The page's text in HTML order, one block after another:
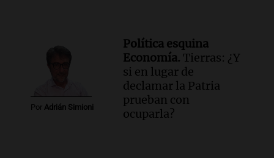
Por Adrián Simioni
Política esquina
Economía. Tierras: ¿Y
si en lugar de
declamar la Patria
prueban con
ocuparla?